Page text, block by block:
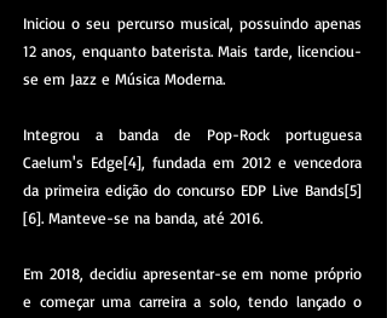
Iniciou o seu percurso musical, possuindo apenas
12 anos, enquanto baterista. Mais tarde, licenciou-
se em Jazz e Música Moderna.
Integrou a banda de Pop-Rock portuguesa
Caelum's Edge[4], fundada em 2012 e vencedora
da primeira edição do concurso EDP Live Bands[5]
[6]. Manteve-se na banda, até 2016.
Em 2018, decidiu apresentar-se em nome próprio
e começar uma carreira a solo, tendo lançado o